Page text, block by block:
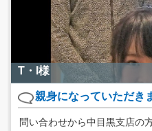
T・I様
親身になっていただき
問い合わせから中目黒支店の